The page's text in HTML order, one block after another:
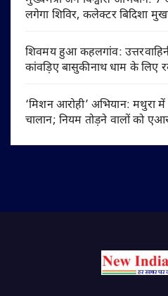
लगेगा शिविर, कलेक्टर बिदिशा
शिवमय हुआ कहलगांव:
कांवड़िए बासुकीनाथ धाम के लिए
‘मिशन आरोही’ अभियान: मथुरा
चालान; नियम तोड़ने वालों को